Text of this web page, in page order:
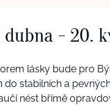
dubna - 20.
lásky bude pro
do stabilních a
nést břímě